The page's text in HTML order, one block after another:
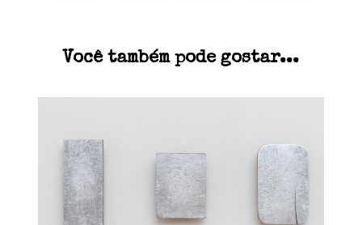
Você também pode gostar...